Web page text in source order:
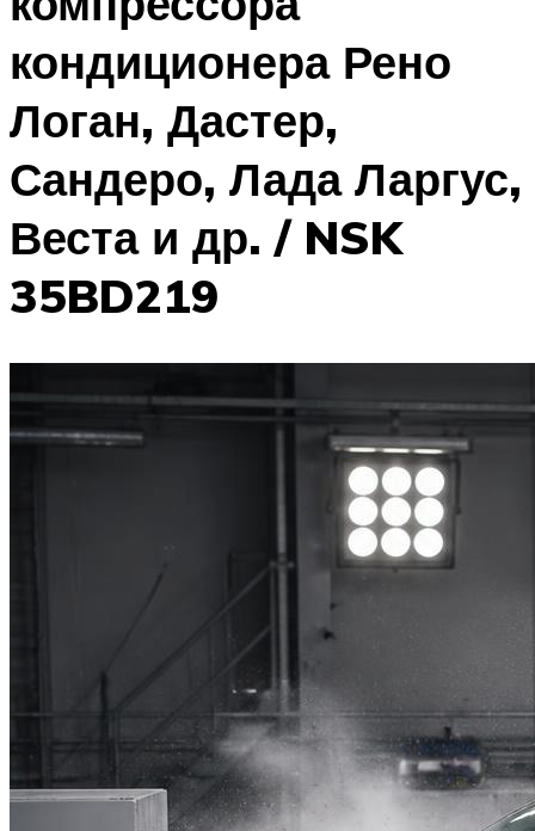
кондиционера Рено
Логан, Дастер,
Сандеро, Лада Ларгус,
Веста и др. / NSK
35BD219